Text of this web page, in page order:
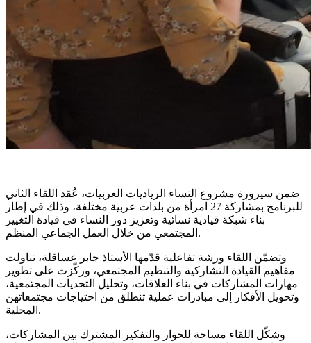
ضمن سيرورة مشروع النساء الرياديات العربيات، عُقد اللقاء الثاني
للبرنامج بمشاركة 27 امرأة من بلدات عربية مختلفة، وذلك في إطار
بناء شبكة قيادية نسائية وتعزيز دور النساء في قيادة التغيير
المجتمعي من خلال العمل الجماعي المنظم.
وتضمّن اللقاء ورشة تفاعلية قدّمها الأستاذ جابر عساقلة، تناولت
مفاهيم القيادة التشاركية والتنظيم المجتمعي، وركّزت على تطوير
مهارات المشاركات في بناء العلاقات، وتحليل التحديات المجتمعية،
وتحويل الأفكار إلى مبادرات عملية تنطلق من احتياجات مجتمعاتهن
المحلية.
وشكّل اللقاء مساحة للحوار والتفكير المشترك بين المشاركات،